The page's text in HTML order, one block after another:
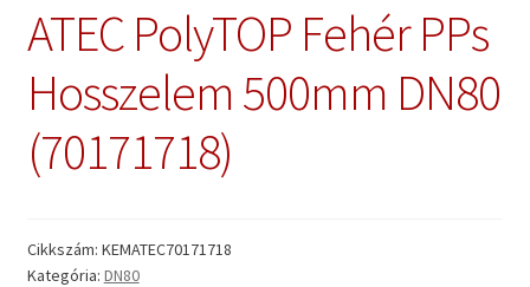
ATEC PolyTOP Fehér PPs
Hosszelem 500mm DN80
(70171718)
Cikkszám: KEMATEC70171718
Kategória: DN80